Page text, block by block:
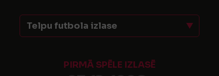
Telpu futbola izlase
PIRMĀ SPĒLE IZLASĒ